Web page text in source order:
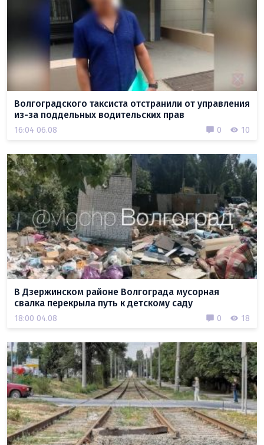
Волгоградского таксиста отстранили от управления
из-за поддельных водительских прав
16:04 06.08 0 10
В Дзержинском районе Волгограда мусорная
свалка перекрыла путь к детскому саду
18:00 04.08 0 18